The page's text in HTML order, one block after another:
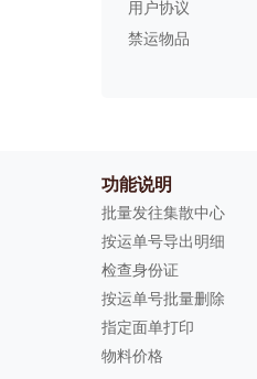
用户协议
禁运物品
功能说明
批量发往集散中心
按运单号导出明细
检查身份证
按运单号批量删除
指定面单打印
物料价格